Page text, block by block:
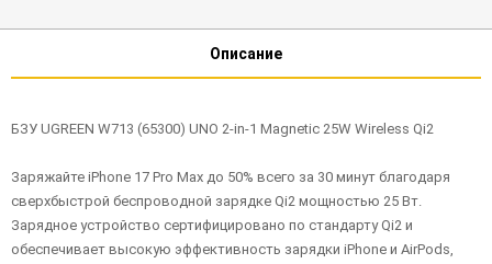
Описание
БЗУ UGREEN W713 (65300) UNO 2-in-1 Magnetic 25W Wireless Qi2
Заряжайте iPhone 17 Pro Max до 50% всего за 30 минут благодаря
сверхбыстрой беспроводной зарядке Qi2 мощностью 25 Вт.
Зарядное устройство сертифицировано по стандарту Qi2 и
обеспечивает высокую эффективность зарядки iPhone и AirPods,